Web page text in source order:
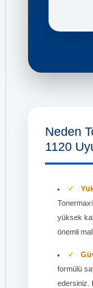
Neden
1120
yüksek
önemli
formülü
edersiniz.